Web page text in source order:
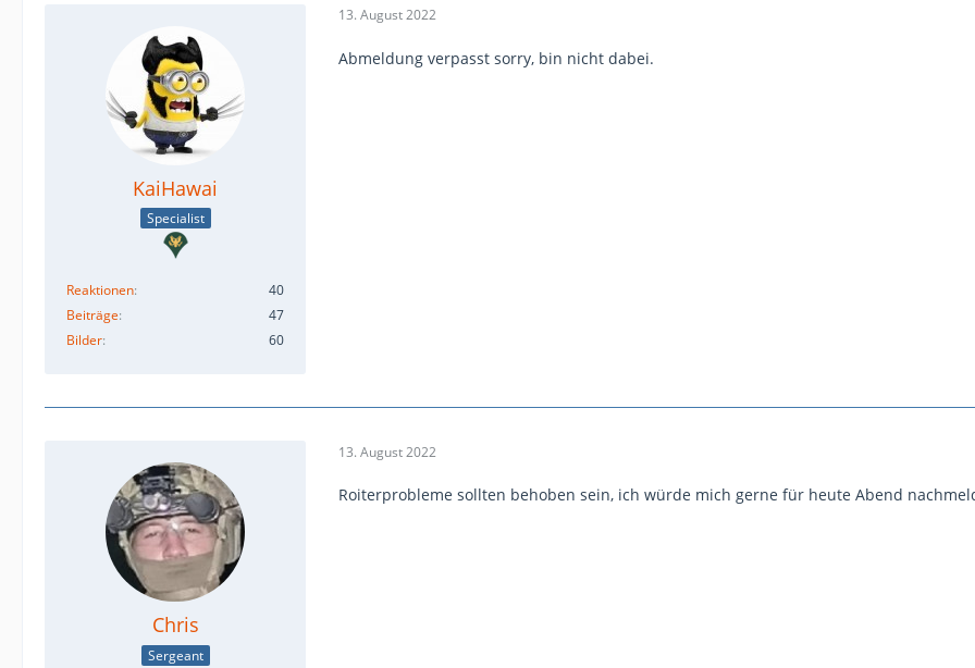
KaiHawai
Specialist
Reaktionen
40
Beiträge
47
Bilder
60
13. August 2022
Abmeldung verpasst sorry, bin nicht dabei.
Chris
Sergeant
13. August 2022
Roiterprobleme sollten behoben sein, ich würde mich gerne für heute Abend